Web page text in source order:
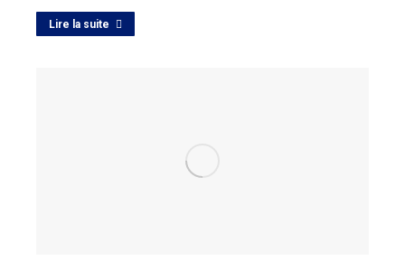
Lire la suite